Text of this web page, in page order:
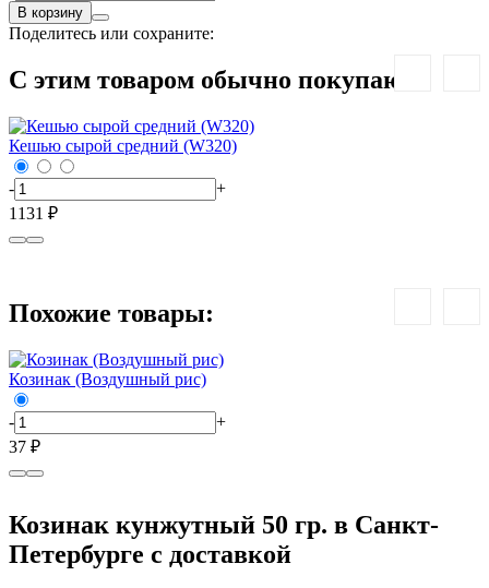
В корзину
Поделитесь или сохраните:
С этим товаром обычно покупают:
Кешью сырой средний (W320)
-
+
1131 ₽
Похожие товары:
Козинак (Воздушный рис)
-
+
37 ₽
Козинак кунжутный 50 гр. в Санкт-
Петербурге с доставкой